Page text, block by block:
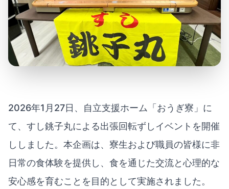
2026年1月27日、自立支援ホーム「おうぎ寮」に
て、すし銚子丸による出張回転ずしイベントを開催
ししました。本企画は、寮生および職員の皆様に非
日常の食体験を提供し、食を通じた交流と心理的な
安心感を育むことを目的として実施されました。